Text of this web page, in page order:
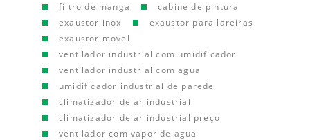
filtro de manga
cabine de pintura
exaustor inox
exaustor para lareiras
exaustor movel
ventilador industrial com umidificador
ventilador industrial com agua
umidificador industrial de parede
climatizador de ar industrial
climatizador de ar industrial preço
ventilador com vapor de agua